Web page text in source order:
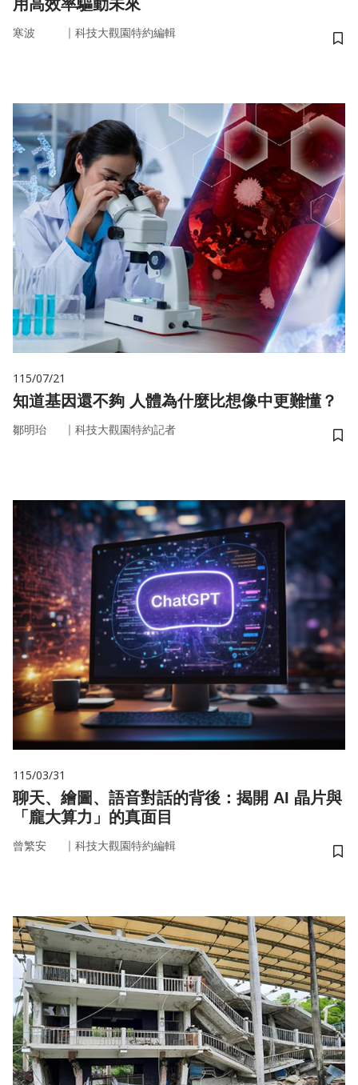
用高效率驅動未來
寒波 ｜ 科技大觀園特約編輯
儲
115/07/21
知道基因還不夠 人體為什麼比想像中更難懂？
鄒明珆 ｜ 科技大觀園特約記者
儲
115/03/31
聊天、繪圖、語音對話的背後：揭開 AI 晶片與
「龐大算力」的真面目
曾繁安 ｜ 科技大觀園特約編輯
儲